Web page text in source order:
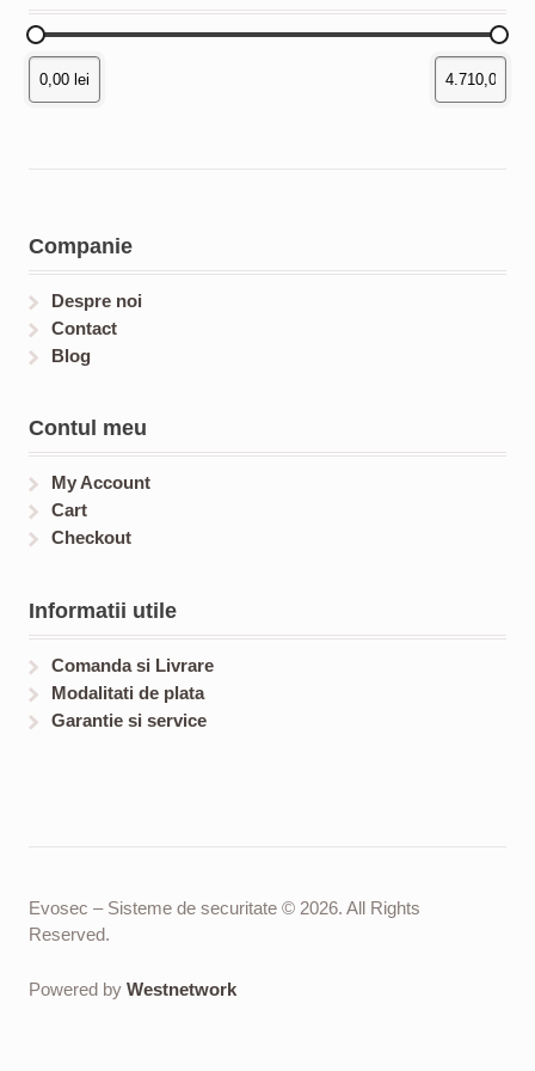
Companie
Despre noi
Contact
Blog
Contul meu
My Account
Cart
Checkout
Informatii utile
Comanda si Livrare
Modalitati de plata
Garantie si service
Evosec – Sisteme de securitate © 2026. All Rights
Reserved.
Powered byWestnetwork